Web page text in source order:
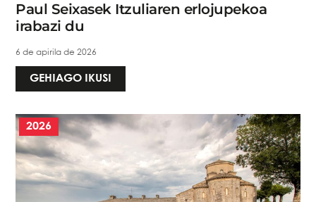
Paul Seixasek Itzuliaren erlojupekoa
irabazi du
6 de apirila de 2026
GEHIAGO IKUSI
2026